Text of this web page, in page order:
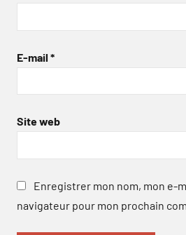
E-mail *
Site web
Enregistrer mon nom, mon e-
navigateur pour mon prochain